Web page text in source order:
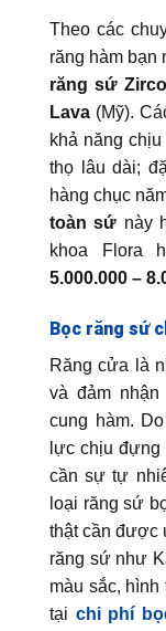
Theo các
răng hàm bạn
răng sứ
Lava (Mỹ).
khả năng
thọ lâu dài;
hàng chục
toàn sứ này
khoa Flora
5.000.000 –
Bọc răng sứ
Răng cửa là
và đảm
cung hàm.
lực chịu đựng
cần sự tự
loại răng sứ
thật cần được
răng sứ như
màu sắc,
tại chi phí